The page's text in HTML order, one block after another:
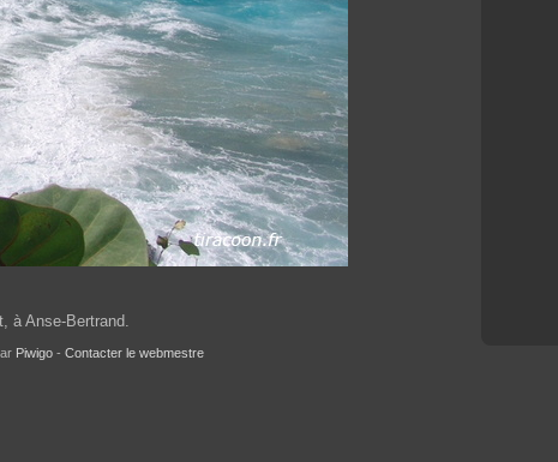
à Anse-Bertrand.
Piwigo - Contacter le webmestre